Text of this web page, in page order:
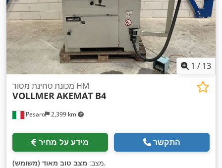
1 / 13
Pesaro 2,399 km
מכונת טחינת מסור HM
VOLLMERAKEMAT B4
מידע על מחיר התקשר
מצב: מצב טוב מאוד (משומש) ,